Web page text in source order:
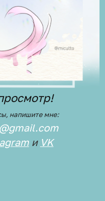
напишите мне:
и VK